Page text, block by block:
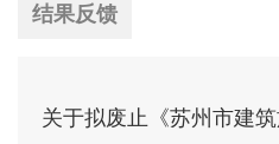
结果反馈
关于拟废止《苏州市建